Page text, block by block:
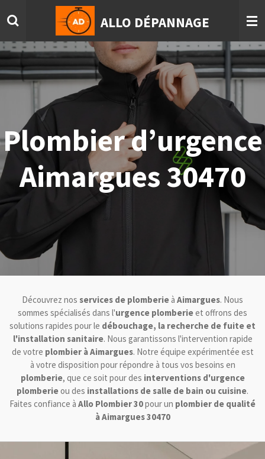
au
principal
ALLO DÉPANNAGE
Plombier d’urgence
Aimargues 30470
Découvrez nos services de plomberie à Aimargues. Nous
sommes spécialisés dans l'urgence plomberieet offrons des
solutions rapides pour le débouchage, la recherche de fuite et
l'installation sanitaire. Nous garantissons l'intervention rapide
de votre plombier à Aimargues. Notre équipe expérimentée est
à votre disposition pour répondre à tous vos besoins en
plomberie, que ce soit pour des interventions d'urgence
plomberieou des installations de salle de bain ou cuisine.
Faites confiance à Allo Plombier 30pour un plombier de qualité
à Aimargues 30470